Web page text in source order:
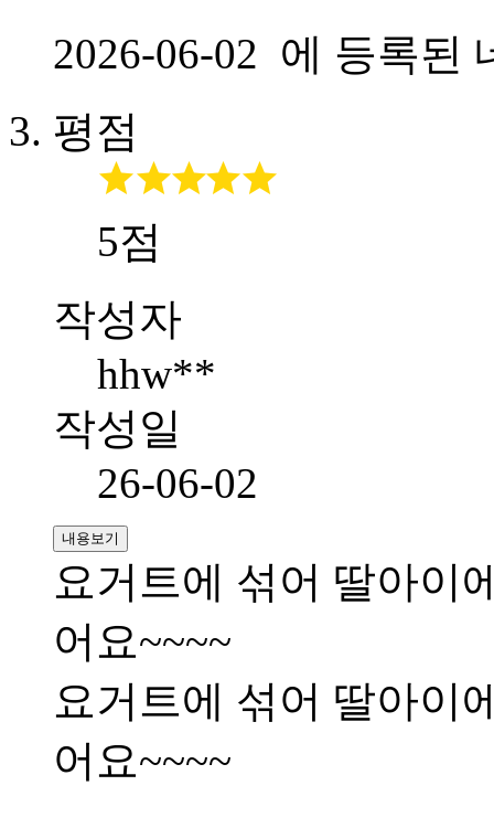
2026-06-02 에 등록된
평점
5점
작성자
hhw**
작성일
26-06-02
내용보기
요거트에 섞어 딸아이
어요~~~~
요거트에 섞어 딸아이
어요~~~~